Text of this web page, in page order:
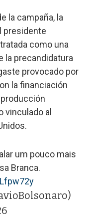
la campaña, la
presidente
como una
la precandidatura
provocado por
la financiación
producción
vinculado al
um pouco mais
Branca.